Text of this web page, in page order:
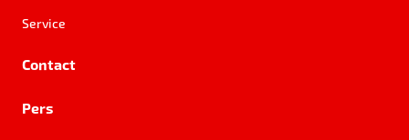
Service
Contact
Pers